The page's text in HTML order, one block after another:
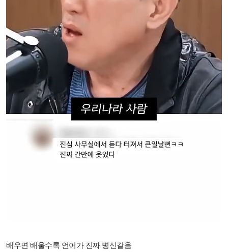
배우면 배울수록 언어가 진짜 병신같음